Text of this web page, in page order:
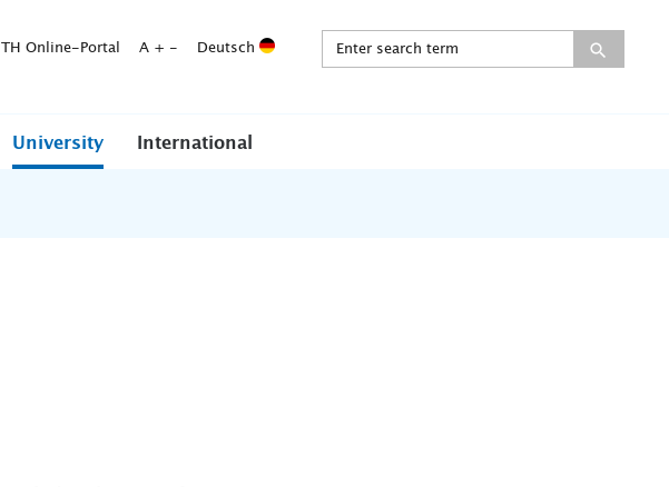
TH Online-Portal A + - Deutsch
University International